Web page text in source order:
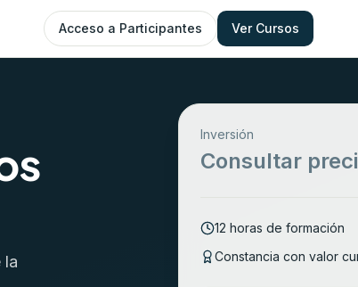
Acceso a Participantes Ver Cursos
la
Inversión
Consultar
12 horas de formación
Constancia con valor